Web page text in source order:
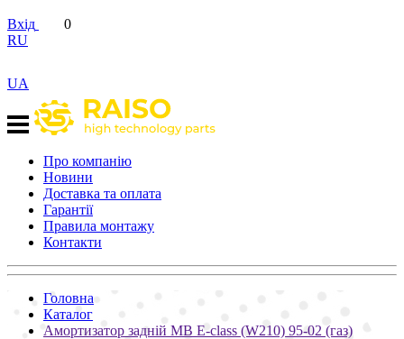
Вхід
0
RU
UA
Про компанію
Новини
Доставка та оплата
Гарантії
Правила монтажу
Контакти
Головна
Каталог
Амортизатор задній MB E-class (W210) 95-02 (газ)